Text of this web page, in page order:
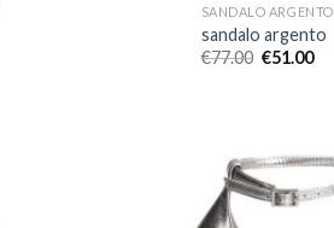
SANDALO ARGENTO
sandalo argento
€77.00 €51.00